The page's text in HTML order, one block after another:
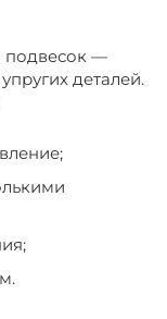
подвесок —
деталей.